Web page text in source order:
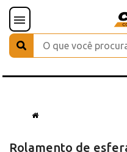
Rolamento de